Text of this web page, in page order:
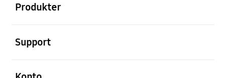
Produkter
Support